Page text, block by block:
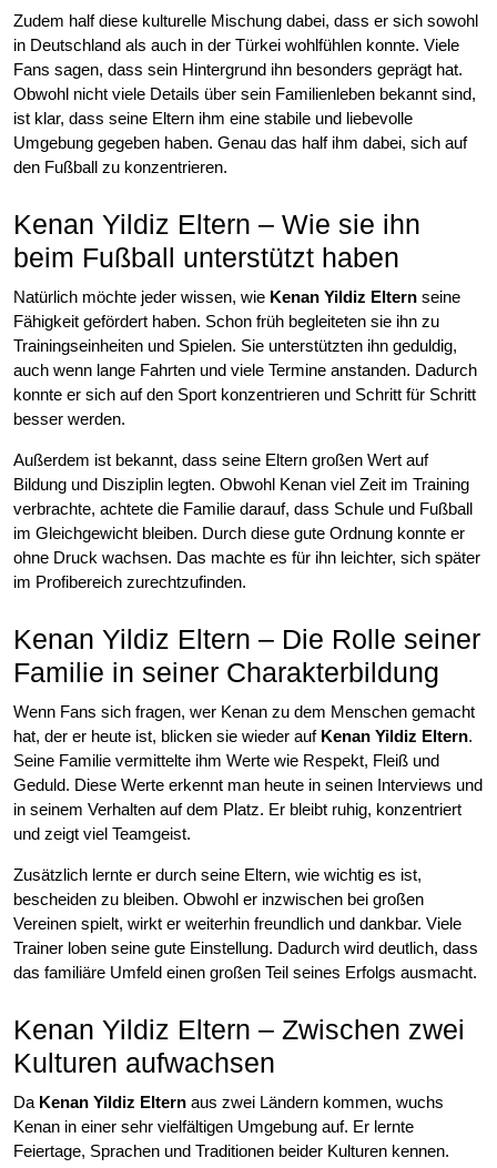
Zudem half diese kulturelle Mischung dabei, dass er sich sowohl
in Deutschland als auch in der Türkei wohlfühlen konnte. Viele
Fans sagen, dass sein Hintergrund ihn besonders geprägt hat.
Obwohl nicht viele Details über sein Familienleben bekannt sind,
ist klar, dass seine Eltern ihm eine stabile und liebevolle
Umgebung gegeben haben. Genau das half ihm dabei, sich auf
den Fußball zu konzentrieren.
Kenan Yildiz Eltern – Wie sie ihn
beim Fußball unterstützt haben
Natürlich möchte jeder wissen, wie Kenan Yildiz Eltern seine
Fähigkeit gefördert haben. Schon früh begleiteten sie ihn zu
Trainingseinheiten und Spielen. Sie unterstützten ihn geduldig,
auch wenn lange Fahrten und viele Termine anstanden. Dadurch
konnte er sich auf den Sport konzentrieren und Schritt für Schritt
besser werden.
Außerdem ist bekannt, dass seine Eltern großen Wert auf
Bildung und Disziplin legten. Obwohl Kenan viel Zeit im Training
verbrachte, achtete die Familie darauf, dass Schule und Fußball
im Gleichgewicht bleiben. Durch diese gute Ordnung konnte er
ohne Druck wachsen. Das machte es für ihn leichter, sich später
im Profibereich zurechtzufinden.
Kenan Yildiz Eltern – Die Rolle seiner
Familie in seiner Charakterbildung
Wenn Fans sich fragen, wer Kenan zu dem Menschen gemacht
hat, der er heute ist, blicken sie wieder auf Kenan Yildiz Eltern.
Seine Familie vermittelte ihm Werte wie Respekt, Fleiß und
Geduld. Diese Werte erkennt man heute in seinen Interviews und
in seinem Verhalten auf dem Platz. Er bleibt ruhig, konzentriert
und zeigt viel Teamgeist.
Zusätzlich lernte er durch seine Eltern, wie wichtig es ist,
bescheiden zu bleiben. Obwohl er inzwischen bei großen
Vereinen spielt, wirkt er weiterhin freundlich und dankbar. Viele
Trainer loben seine gute Einstellung. Dadurch wird deutlich, dass
das familiäre Umfeld einen großen Teil seines Erfolgs ausmacht.
Kenan Yildiz Eltern – Zwischen zwei
Kulturen aufwachsen
Da Kenan Yildiz Eltern aus zwei Ländern kommen, wuchs
Kenan in einer sehr vielfältigen Umgebung auf. Er lernte
Feiertage, Sprachen und Traditionen beider Kulturen kennen.